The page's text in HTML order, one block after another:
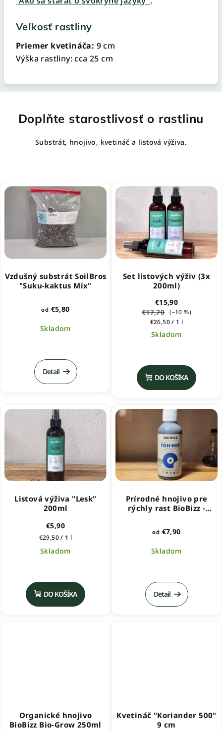
Veľkosť rastliny
Priemer kvetináča: 9 cm
Výška rastliny: cca 25 cm
Doplňte starostlivosť o rastlinu
Substrát, hnojivo, kvetináč a listová výživa.
Vzdušný substrát SoilBros
"Suku-kaktus Mix"
od €5,80
Skladom
produktu
je
5,0
hviezdičiek.
Detail
Set listových výživ (3x
200ml)
€15,90
€17,70 (–10 %)
Jednotková
cena:
€26,50 / 1 l
Skladom
produktu
je
5,0
5
hviezdičiek.
DO KOŠÍKA
Listová výživa "Lesk"
200ml
€5,90
Jednotková
cena:
€29,50 / 1 l
Skladom
DO KOŠÍKA
Prírodné hnojivo pre
rýchly rast BioBizz -
od €7,90
Skladom
Detail
Organické hnojivo
BioBizz Bio-Grow 250ml
Kvetináč "Koriander 500"
9 cm